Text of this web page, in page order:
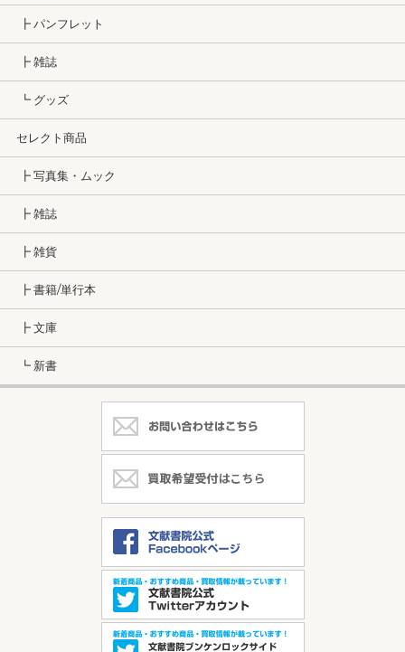
┣ パンフレット
┣ 雑誌
┗ グッズ
セレクト商品
┣ 写真集・ムック
┣ 雑誌
┣ 雑貨
┣ 書籍/単行本
┣ 文庫
┗ 新書